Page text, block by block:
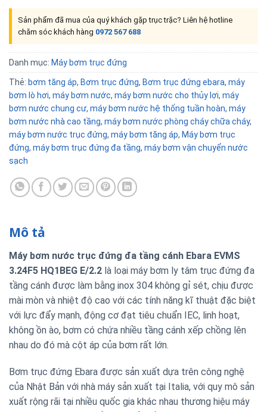
Sản phẩm đã mua của quý khách gặp trục trặc? Liên hệ hotline
chăm sóc khách hàng 0972 567 688
Danh mục: Máy bơm trục đứng
Thẻ: bơm tăng áp, Bơm trục đứng, Bơm trục đứng ebara, máy
bơm lò hơi, máy bơm nước, máy bơm nước cho thủy lợi, máy
bơm nước chung cư, máy bơm nước hệ thống tuần hoàn, máy
bơm nước nhà cao tầng, máy bơm nước phòng cháy chữa cháy,
máy bơm nước trục đứng, máy bơm tăng áp, Máy bơm trục
đứng, máy bơm trục đứng đa tầng, máy bơm vận chuyển nước
sạch
Mô tả
Máy bơm nước trục đứng đa tầng cánh Ebara EVMS
3.24F5 HQ1BEG E/2.2 là loại máy bơm ly tâm trục đứng đa
tầng cánh được làm bằng inox 304 không gỉ sét, chịu được
mài mòn và nhiệt độ cao với các tính năng kĩ thuật đặc biệt
với lực đẩy mạnh, động cơ đạt tiêu chuẩn IEC, linh hoạt,
không ồn ào, bơm có chứa nhiều tầng cánh xếp chồng lên
nhau do đó mà cột áp của bơm rất lớn.
Bơm trục đứng Ebara được sản xuất dựa trên công nghệ
của Nhật Bản với nhà máy sản xuất tại Italia, với quy mô sản
xuất rộng rãi tại nhiều quốc gia khác nhau thương hiệu máy